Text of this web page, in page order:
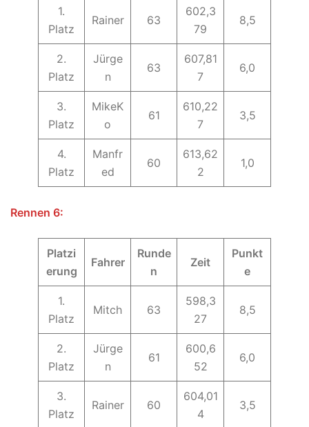
1.
Platz
Rainer 63
602,3
79
8,5
2.
Platz
Jürge
n
63
607,81
7
6,0
3.
Platz
MikeK
o
61
610,22
7
3,5
4.
Platz
Manfr
ed
60
613,62
2
1,0
Rennen 6:
Platzi
erung
Fahrer
Runde
n
Zeit
Punkt
e
1.
Platz
Mitch 63
598,3
27
8,5
2.
Platz
Jürge
n
61
600,6
52
6,0
3.
Platz
Rainer 60
604,01
4
3,5